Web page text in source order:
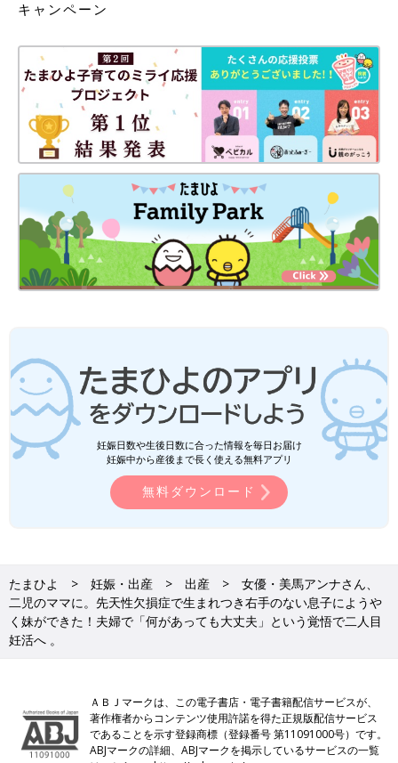
キャンペーン
妊娠日数や生後日数に合った情報を毎日お届け
妊娠中から産後まで長く使える無料アプリ
無料ダウンロード
たまひよ 妊娠・出産 出産
女優・美馬アンナさん、
二児のママに。先天性欠損症で生まれつき右手のない息子にようや
く妹ができた！夫婦で「何があっても大丈夫」という覚悟で二人目
妊活へ 。
ＡＢＪマークは、この電子書店・電子書籍配信サービスが、
著作権者からコンテンツ使用許諾を得た正規版配信サービス
であることを示す登録商標（登録番号 第11091000号）です。
ABJマークの詳細、ABJマークを掲示しているサービスの一覧